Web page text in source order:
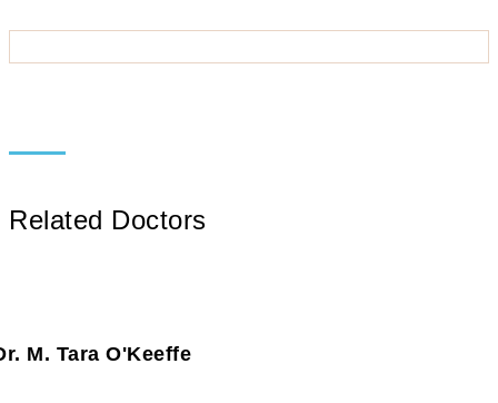
Related Doctors
M. Tara O'Keeffe